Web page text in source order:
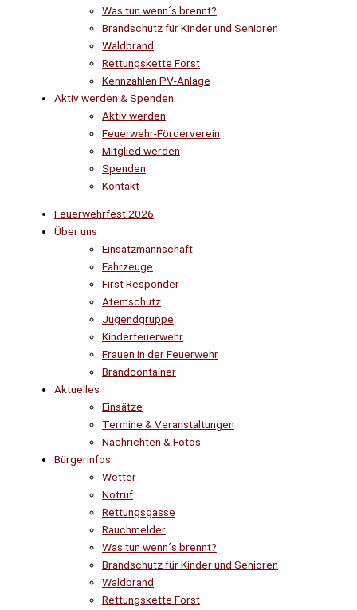
Was tun wenn´s brennt?
Brandschutz für Kinder und Senioren
Waldbrand
Rettungskette Forst
Kennzahlen PV-Anlage
Aktiv werden & Spenden
Aktiv werden
Feuerwehr-Förderverein
Mitglied werden
Spenden
Kontakt
Feuerwehrfest 2026
Über uns
Einsatzmannschaft
Fahrzeuge
First Responder
Atemschutz
Jugendgruppe
Kinderfeuerwehr
Frauen in der Feuerwehr
Brandcontainer
Aktuelles
Einsätze
Termine & Veranstaltungen
Nachrichten & Fotos
Bürgerinfos
Wetter
Notruf
Rettungsgasse
Rauchmelder
Was tun wenn´s brennt?
Brandschutz für Kinder und Senioren
Waldbrand
Rettungskette Forst